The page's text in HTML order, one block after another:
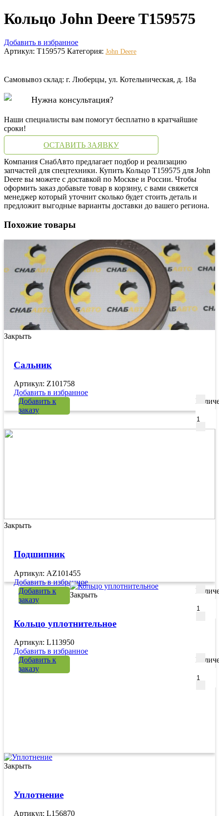
Кольцо John Deere T159575
Добавить в избранное
Артикул: T159575 Категория: John Deere
Самовывоз склад: г. Люберцы, ул. Котельническая, д. 18а
Нужна консультация?
Наши специалисты вам помогут бесплатно в кратчайшие
сроки!
ОСТАВИТЬ ЗАЯВКУ
Компания СнабАвто предлагает подбор и реализацию
запчастей для спецтехники. Купить Кольцо T159575 для John
Deere вы можете с доставкой по Москве и России. Чтобы
оформить заказ добавьте товар в корзину, с вами свяжется
менеджер который уточнит сколько будет стоить деталь и
предложит выгодные варианты доставки до вашего региона.
Похожие товары
Закрыть
Сальник
Артикул: Z101758
Добавить в избранное
Добавить к
заказу
Закрыть
Подшипник
Артикул: AZ101455
Добавить в избранное
Добавить к
заказу
Закрыть
Кольцо уплотнительное
Артикул: L113950
Добавить в избранное
Добавить к
заказу
Закрыть
Уплотнение
Артикул: L156870